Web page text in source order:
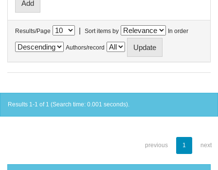
Results/Page | Sort items by In order
Authors/record
Results 1-1 of 1 (Search time: 0.001 seconds).
previous 1 next